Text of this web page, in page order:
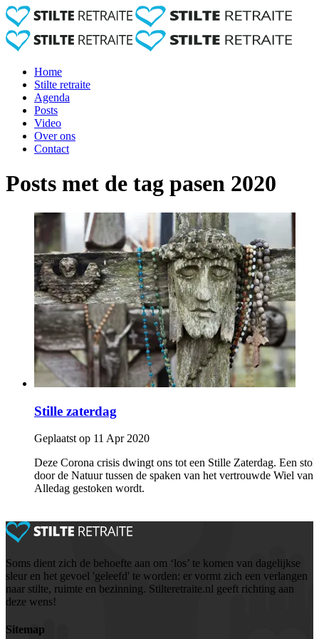
Home
Stilte retraite
Agenda
Posts
Video
Over ons
Contact
Posts met de tag pasen 2020
Stille zaterdag
Geplaatst op 11 Apr 2020
Deze Corona crisis dwingt ons tot een Stille Zaterdag. Een
door de Natuur tussen de spaken van het vertrouwde Wiel van
Alledag gestoken wordt.
Soms dient zich de behoefte aan om ‘los’ te komen van dagelijkse
sleur en het gevoel 'geleefd' te worden: er vormt zich een verlangen
naar stilte, ruimte en bezinning. Stilteretraite.nl geeft richting aan
deze wens!
Sitemap